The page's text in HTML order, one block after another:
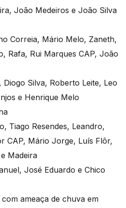
João Medeiros e João Silva
Correia, Mário Melo, Zaneth,
Rafa, Rui Marques CAP, João
Silva, Roberto Leite, Leo
e Henrique Melo
Tiago Resendes, Leandro,
CAP, Mário Jorge, Luís Flôr,
Madeira
José Eduardo e Chico
ameaça de chuva em